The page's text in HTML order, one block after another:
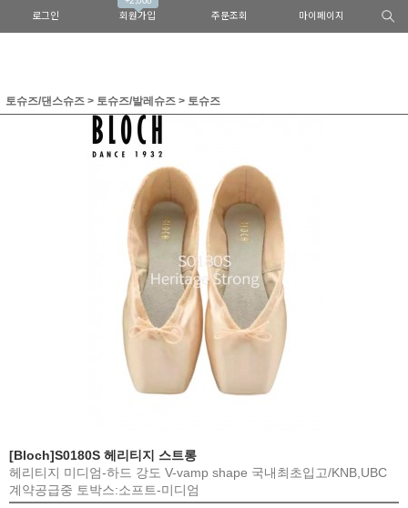
로그인 회원가입 주문조회 마이페이지
토슈즈/댄스슈즈 > 토슈즈/발레슈즈 > 토슈즈
[Bloch]S0180S 헤리티지 스트롱
헤리티지 미디엄-하드 강도 V-vamp shape 국내최초입고/KNB,UBC
계약공급중 토박스:소프트-미디엄